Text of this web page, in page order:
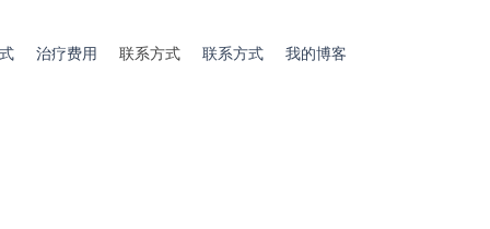
治疗费用 联系方式 联系方式 我的博客